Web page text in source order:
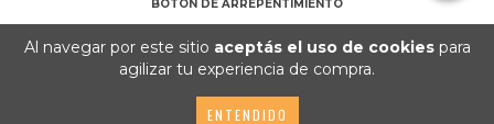
Al navegar por este sitio aceptás el uso de cookiespara
agilizar tu experiencia de compra.
ENTENDIDO
BOTÓN DE ARREPENTIMIENTO